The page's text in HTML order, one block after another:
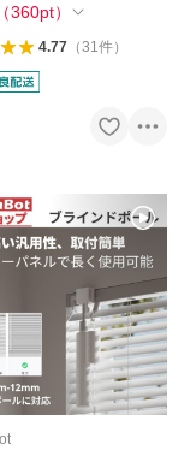
（360pt）
4.77（31件）